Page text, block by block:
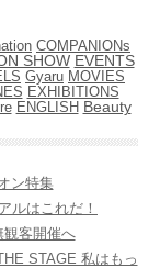
COMPANIONs
SHOW EVENTS
Gyaru MOVIES
EXHIBITIONS
ENGLISH Beauty
ン特集
ルはこれだ！
観客開催へ
STAGE 私はもっ